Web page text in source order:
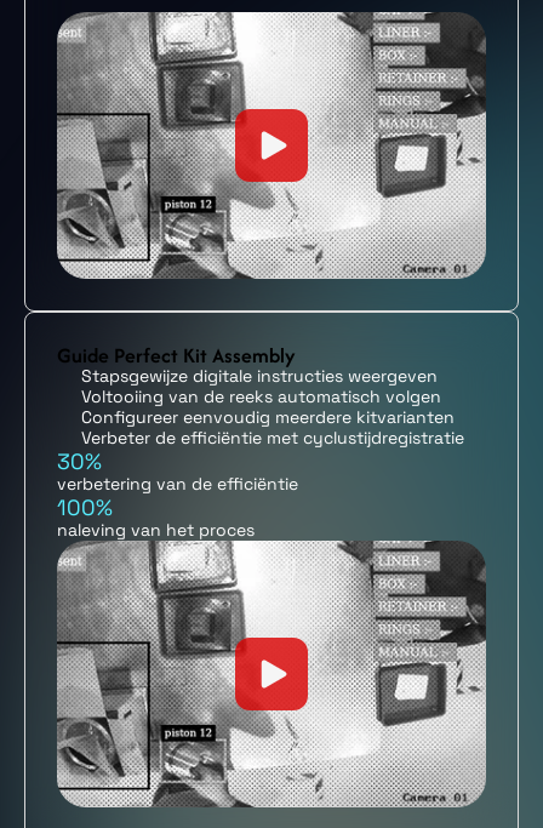
Guide Perfect Kit Assembly
Stapsgewijze digitale instructies weergeven
Voltooiing van de reeks automatisch volgen
Configureer eenvoudig meerdere kitvarianten
Verbeter de efficiëntie met cyclustijdregistratie
30%
verbetering van de efficiëntie
100%
naleving van het proces